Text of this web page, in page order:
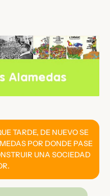
TARDE, DE NUEVO SE
POR DONDE PASE
UNA SOCIEDAD